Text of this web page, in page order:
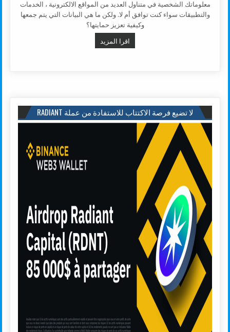
معلوماتك الشخصية في متناول العديد من المواقع الالكترونية ، الخدمات
والتطبيقات سواء كنت توافق أم لا. ولكن ما هي البيانات التي يتم جمعها
وكيفية تعزيز حمايتها؟
اقرا المزيد
لا تضيع فرصة الاكتتاب للاستفادة من عملة RADIANT